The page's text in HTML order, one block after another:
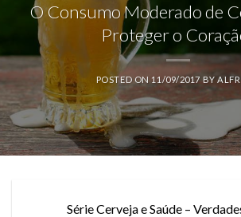
O Consumo Moderado de
Proteger o
POSTED ON 11/09/2017 BY
Série Cerveja e Saúde –